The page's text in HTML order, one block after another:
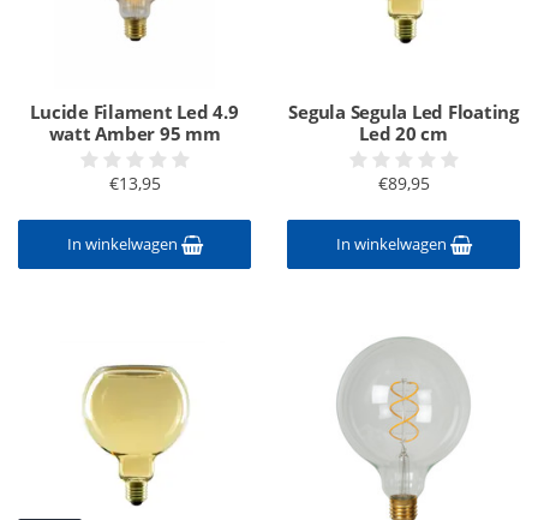
Lucide Filament Led 4.9
watt Amber 95 mm
€13,95
In winkelwagen
Segula Segula Led Floating
Led 20 cm
€89,95
In winkelwagen